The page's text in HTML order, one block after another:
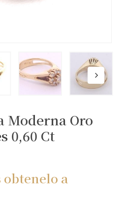
Moderna Oro
0,60 Ct
obtenelo a